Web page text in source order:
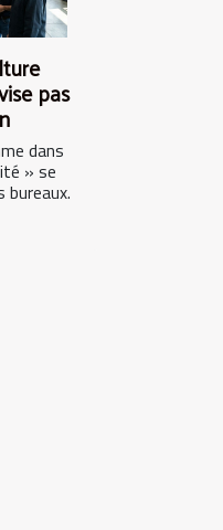
pas
dans
» se
bureaux.